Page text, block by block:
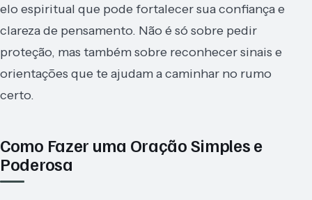
elo espiritual que pode fortalecer sua confiança e
clareza de pensamento. Não é só sobre pedir
proteção, mas também sobre reconhecer sinais e
orientações que te ajudam a caminhar no rumo
certo.
Como Fazer uma Oração Simples e
Poderosa